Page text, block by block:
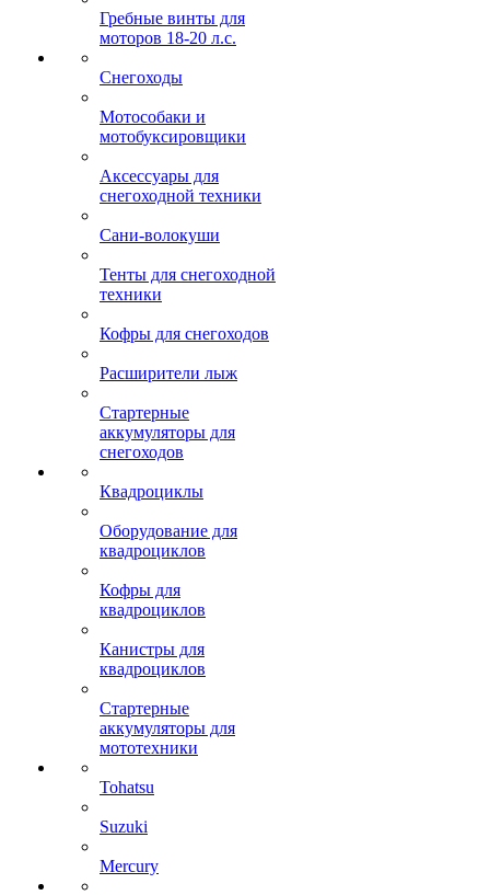
Гребные винты для
моторов 18-20 л.с.
Снегоходы
Мотособаки и
мотобуксировщики
Аксессуары для
снегоходной техники
Сани-волокуши
Тенты для снегоходной
техники
Кофры для снегоходов
Расширители лыж
Стартерные
аккумуляторы для
снегоходов
Квадроциклы
Оборудование для
квадроциклов
Кофры для
квадроциклов
Канистры для
квадроциклов
Стартерные
аккумуляторы для
мототехники
Tohatsu
Suzuki
Mercury